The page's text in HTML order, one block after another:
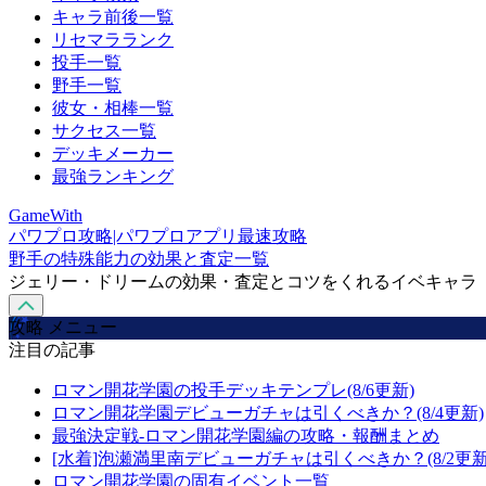
キャラ前後一覧
リセマラランク
投手一覧
野手一覧
彼女・相棒一覧
サクセス一覧
デッキメーカー
最強ランキング
GameWith
パワプロ攻略|パワプロアプリ最速攻略
野手の特殊能力の効果と査定一覧
ジェリー・ドリームの効果・査定とコツをくれるイベキャラ
攻略 メニュー
注目の記事
ロマン開花学園の投手デッキテンプレ(8/6更新)
ロマン開花学園デビューガチャは引くべきか？(8/4更新)
最強決定戦-ロマン開花学園編の攻略・報酬まとめ
[水着]泡瀬満里南デビューガチャは引くべきか？(8/2更
ロマン開花学園の固有イベント一覧